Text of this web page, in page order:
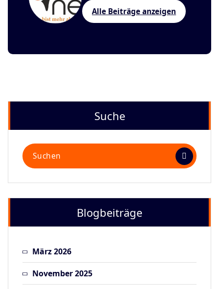
Alle Beiträge anzeigen
Suche
Suchen
nach:
Blogbeiträge
März 2026
November 2025